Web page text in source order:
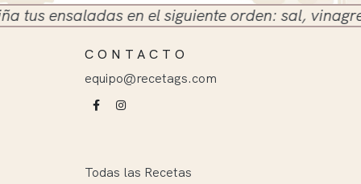
en el siguiente orden: sal, vinagre y
CONTACTO
equipo@recetags.com
Todas las Recetas